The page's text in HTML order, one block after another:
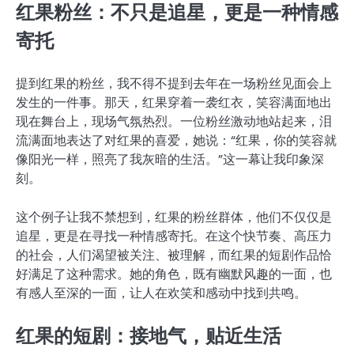
红果粉丝：不只是追星，更是一种情感
寄托
提到红果的粉丝，我不得不提到去年在一场粉丝见面会上
发生的一件事。那天，红果穿着一袭红衣，笑容满面地出
现在舞台上，现场气氛热烈。一位粉丝激动地站起来，泪
流满面地表达了对红果的喜爱，她说：“红果，你的笑容就
像阳光一样，照亮了我灰暗的生活。”这一幕让我印象深
刻。
这个例子让我不禁想到，红果的粉丝群体，他们不仅仅是
追星，更是在寻找一种情感寄托。在这个快节奏、高压力
的社会，人们渴望被关注、被理解，而红果的短剧作品恰
好满足了这种需求。她的角色，既有幽默风趣的一面，也
有感人至深的一面，让人在欢笑和感动中找到共鸣。
红果的短剧：接地气，贴近生活